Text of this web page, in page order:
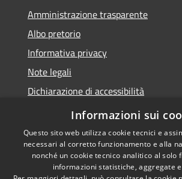
Amministrazione trasparente
Albo pretorio
Informativa privacy
Note legali
Dichiarazione di accessibilità
Piano di miglioramento del sito
Informazioni sui
Questo sito web utilizza cookie tecnici e
necessari al corretto funzionamento e alla
nonché un cookie tecnico analitico al solo
informazioni statistiche, aggregate